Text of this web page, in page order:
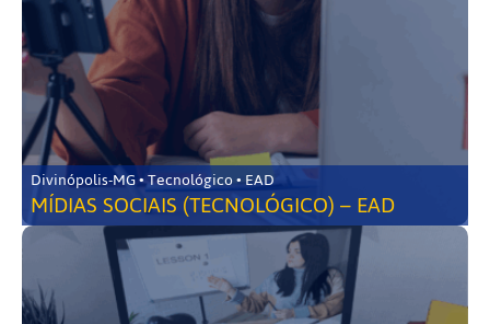
Divinópolis-MG • Tecnológico • EAD
MÍDIAS SOCIAIS (TECNOLÓGICO) – EAD